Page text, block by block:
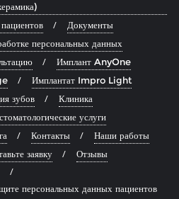
Документы
персональных данных
Имплант AnyOne
Имплантат Impro Light
зубов
Клиника
услуги
Контакты
Наши работы
заявку Отзывы
персональных данных пациентов